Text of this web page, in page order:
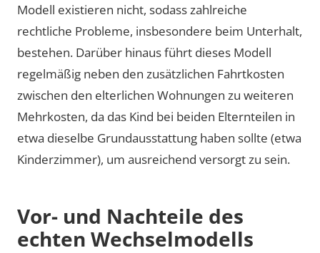
Modell existieren nicht, sodass zahlreiche
rechtliche Probleme, insbesondere beim Unterhalt,
bestehen. Darüber hinaus führt dieses Modell
regelmäßig neben den zusätzlichen Fahrtkosten
zwischen den elterlichen Wohnungen zu weiteren
Mehrkosten, da das Kind bei beiden Elternteilen in
etwa dieselbe Grundausstattung haben sollte (etwa
Kinderzimmer), um ausreichend versorgt zu sein.
Vor- und Nachteile des
echten Wechselmodells